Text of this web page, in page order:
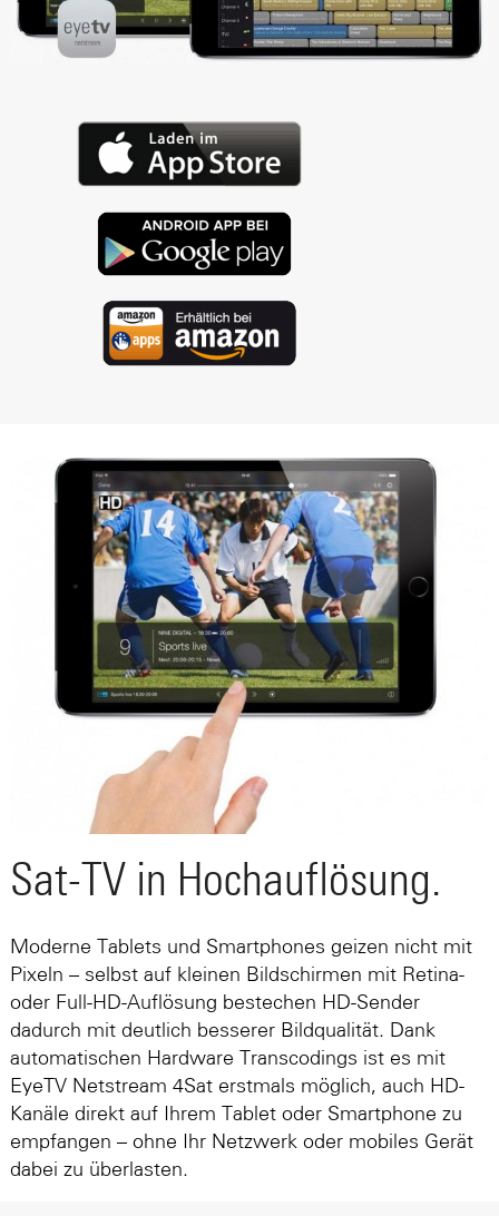
Sat-TV in Hochauflösung.
Moderne Tablets und Smartphones geizen nicht mit
Pixeln – selbst auf kleinen Bildschirmen mit Retina-
oder Full-HD-Auflösung bestechen HD-Sender
dadurch mit deutlich besserer Bildqualität. Dank
automatischen Hardware Transcodings ist es mit
EyeTV Netstream 4Sat erstmals möglich, auch HD-
Kanäle direkt auf Ihrem Tablet oder Smartphone zu
empfangen – ohne Ihr Netzwerk oder mobiles Gerät
dabei zu überlasten.